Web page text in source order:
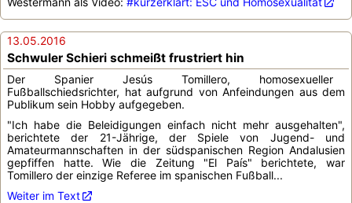
13.05.2016
Schwuler Schieri schmeißt frustriert hin
Der Spanier Jesús Tomillero, homosexueller
Fußballschiedsrichter, hat aufgrund von Anfeindungen aus dem
Publikum sein Hobby aufgegeben.
"Ich habe die Beleidigungen einfach nicht mehr ausgehalten",
berichtete der 21-Jährige, der Spiele von Jugend- und
Amateurmannschaften in der südspanischen Region Andalusien
gepfiffen hatte. Wie die Zeitung "El País" berichtete, war
Tomillero der einzige Referee im spanischen Fußball...
Weiter im Text